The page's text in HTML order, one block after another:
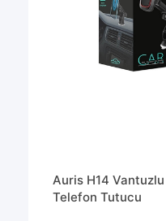
Auris H14
Telefon Tutucu